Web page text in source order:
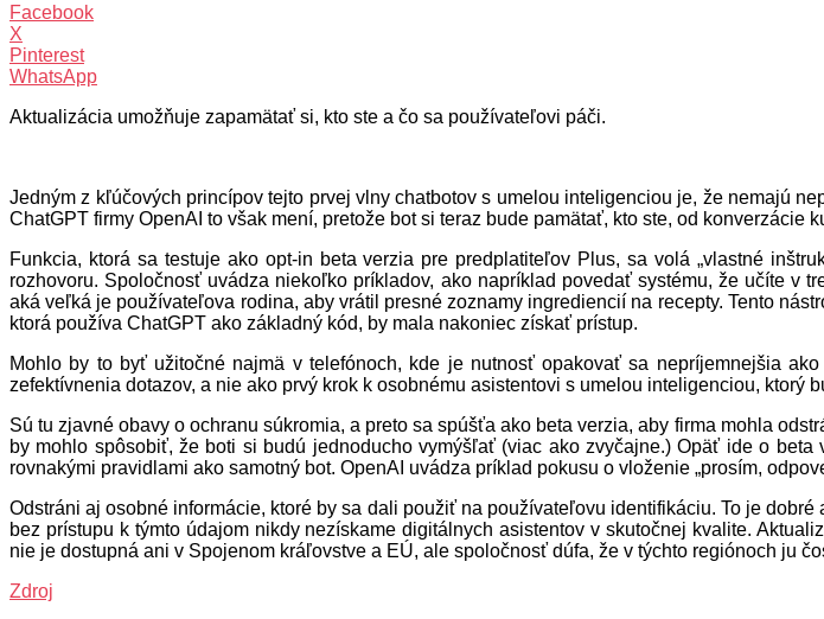
Facebook
X
Pinterest
WhatsApp
Aktualizácia umožňuje zapamätať si, kto ste a čo sa používateľovi páči.
Jedným z kľúčových princípov tejto prvej vlny chatbotov s umelou inteligenciou je, že nemajú
ChatGPT firmy OpenAI to však mení, pretože bot si teraz bude pamätať, kto ste, od konverzácie
Funkcia, ktorá sa testuje ako opt-in beta verzia pre predplatiteľov Plus, sa volá „vlastné
rozhovoru. Spoločnosť uvádza niekoľko príkladov, ako napríklad povedať systému, že učíte v
aká veľká je používateľova rodina, aby vrátil presné zoznamy ingrediencií na recepty. Tento
ktorá používa ChatGPT ako základný kód, by mala nakoniec získať prístup.
Mohlo by to byť užitočné najmä v telefónoch, kde je nutnosť opakovať sa nepríjemnejšia
zefektívnenia dotazov, a nie ako prvý krok k osobnému asistentovi s umelou inteligenciou, ktorý
Sú tu zjavné obavy o ochranu súkromia, a preto sa spúšťa ako beta verzia, aby firma mohla
by mohlo spôsobiť, že boti si budú jednoducho vymýšľať (viac ako zvyčajne.) Opäť ide o
rovnakými pravidlami ako samotný bot. OpenAI uvádza príklad pokusu o vloženie „prosím,
Odstráni aj osobné informácie, ktoré by sa dali použiť na používateľovu identifikáciu. To je
bez prístupu k týmto údajom nikdy nezískame digitálnych asistentov v skutočnej kvalite.
nie je dostupná ani v Spojenom kráľovstve a EÚ, ale spoločnosť dúfa, že v týchto regiónoch ju
Zdroj